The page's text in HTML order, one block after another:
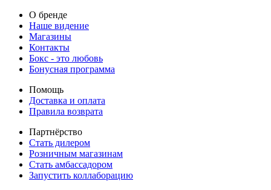
О бренде
Наше видение
Магазины
Контакты
Бокс - это любовь
Бонусная программа
Помощь
Доставка и оплата
Правила возврата
Партнёрство
Стать дилером
Розничным магазинам
Стать амбассадором
Запустить коллаборацию